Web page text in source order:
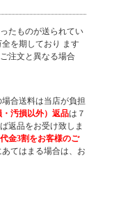
たものが送られてい
を期しており ます
注文と異なる場合
合送料は当店が負担
汚損以外）返品は７
返品をお受け致しま
金3割をお客様のご
てはまる場合は、お